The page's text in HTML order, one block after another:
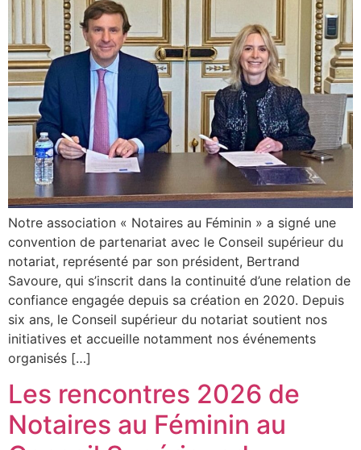
Notre association « Notaires au Féminin » a signé une
convention de partenariat avec le Conseil supérieur du
notariat, représenté par son président, Bertrand
Savoure, qui s’inscrit dans la continuité d’une relation de
confiance engagée depuis sa création en 2020. Depuis
six ans, le Conseil supérieur du notariat soutient nos
initiatives et accueille notamment nos événements
organisés […]
Les rencontres 2026 de
Notaires au Féminin au